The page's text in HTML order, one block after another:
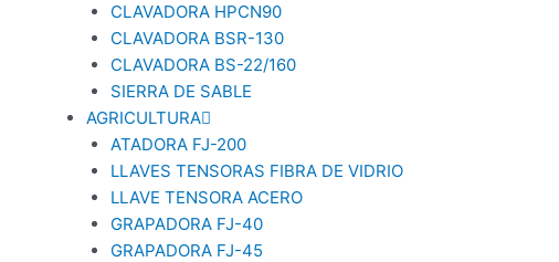
CLAVADORA HPCN90
CLAVADORA BSR-130
CLAVADORA BS-22/160
SIERRA DE SABLE
AGRICULTURA
ATADORA FJ-200
LLAVES TENSORAS FIBRA DE VIDRIO
LLAVE TENSORA ACERO
GRAPADORA FJ-40
GRAPADORA FJ-45